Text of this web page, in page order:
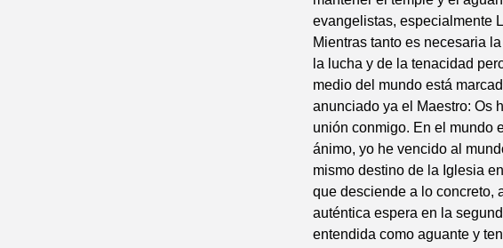
evangelistas, especialmente
Mientras tanto es necesaria
la lucha y de la tenacidad
medio del mundo está
anunciado ya el Maestro: Os
unión conmigo. En el mundo
ánimo, yo he vencido al
mismo destino de la Iglesia
que desciende a lo concreto,
auténtica espera en la
entendida como aguante y